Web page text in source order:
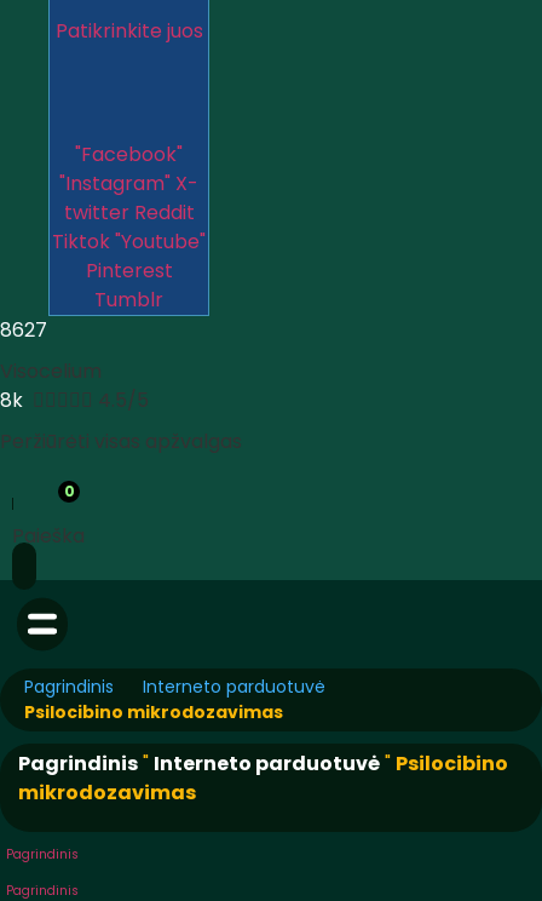
Patikrinkite juos
"Facebook"
"Instagram" X-
twitter Reddit
Tiktok"Youtube"
Pinterest
Tumblr
8627
Visocelium
8k  4.5/5
Peržiūrėti visas apžvalgas
0
Paieška
Pagrindinis
Interneto parduotuvė
Psilocibino mikrodozavimas
Pagrindinis" Interneto parduotuvė" Psilocibino
mikrodozavimas
Pagrindinis
Pagrindinis